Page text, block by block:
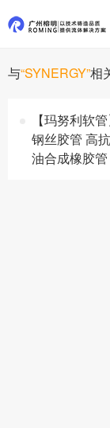
与“SYNERGY”相
【玛努利软
钢丝胶管 高
油合成橡胶管